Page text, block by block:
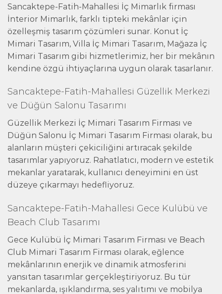
Sancaktepe-Fatih-Mahallesi İç Mimarlık firması
İnterior Mimarlık, farklı tipteki mekânlar için
özelleşmiş tasarım çözümleri sunar. Konut İç
Mimari Tasarım, Villa İç Mimari Tasarım, Mağaza İç
Mimari Tasarım gibi hizmetlerimiz, her bir mekânın
kendine özgü ihtiyaçlarına uygun olarak tasarlanır.
Sancaktepe-Fatih-Mahallesi Güzellik Merkezi
ve Düğün Salonu Tasarımı
Güzellik Merkezi İç Mimari Tasarım Firması ve
Düğün Salonu İç Mimari Tasarım Firması olarak, bu
alanların müşteri çekiciliğini artıracak şekilde
tasarımlar yapıyoruz. Rahatlatıcı, modern ve estetik
mekanlar yaratarak, kullanıcı deneyimini en üst
düzeye çıkarmayı hedefliyoruz.
Sancaktepe-Fatih-Mahallesi Gece Kulübü ve
Beach Club Tasarımı
Gece Kulübü İç Mimari Tasarım Firması ve Beach
Club Mimari Tasarım Firması olarak, eğlence
mekânlarının enerjik ve dinamik atmosferini
yansıtan tasarımlar gerçekleştiriyoruz. Bu tür
mekanlarda, ışıklandırma, ses yalıtımı ve mobilya